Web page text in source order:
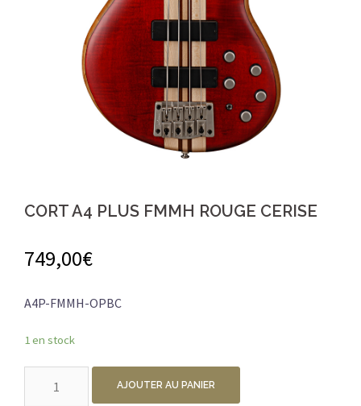
CORT A4 PLUS FMMH ROUGE CERISE
749,00€
A4P-FMMH-OPBC
1 en stock
AJOUTER AU PANIER